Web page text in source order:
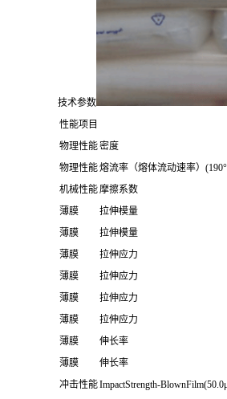
技术参数
性能项目
物理性能密度
物理性能熔流率（熔体流动速率）
机械性能摩擦系数
薄膜
拉伸模量
薄膜
拉伸模量
薄膜
拉伸应力
薄膜
拉伸应力
薄膜
拉伸应力
薄膜
拉伸应力
薄膜
伸长率
薄膜
伸长率
冲击性能ImpactStrength-